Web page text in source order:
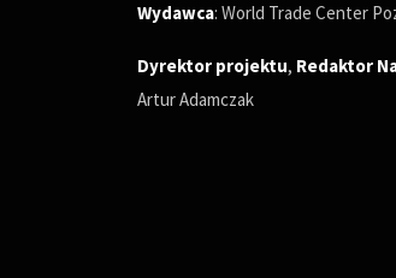
Wydawca: World Trade Center
Dyrektor projektu, Redaktor
Artur Adamczak